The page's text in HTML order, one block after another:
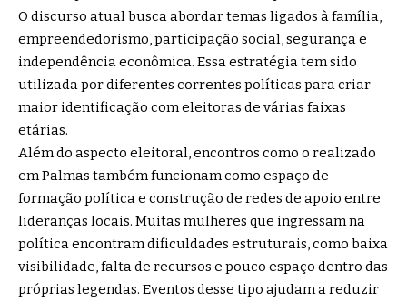
O discurso atual busca abordar temas ligados à família,
empreendedorismo, participação social, segurança e
independência econômica. Essa estratégia tem sido
utilizada por diferentes correntes políticas para criar
maior identificação com eleitoras de várias faixas
etárias.
Além do aspecto eleitoral, encontros como o realizado
em Palmas também funcionam como espaço de
formação política e construção de redes de apoio entre
lideranças locais. Muitas mulheres que ingressam na
política encontram dificuldades estruturais, como baixa
visibilidade, falta de recursos e pouco espaço dentro das
próprias legendas. Eventos desse tipo ajudam a reduzir